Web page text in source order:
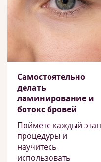
Самостоятельно
делать
ламинирование и
ботокс бровей
Поймёте каждый этап
процедуры и
научитесь
использовать